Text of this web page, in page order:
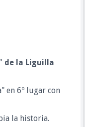
de la Liguilla
en 6º lugar con
la historia.